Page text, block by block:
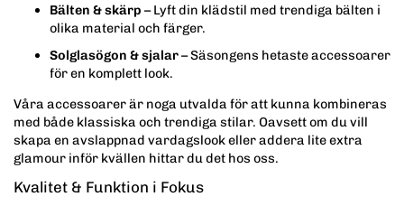
Bälten & skärp – Lyft din klädstil med trendiga bälten i
olika material och färger.
Solglasögon & sjalar– Säsongens hetaste accessoarer
för en komplett look.
Våra accessoarer är noga utvalda för att kunna kombineras
med både klassiska och trendiga stilar. Oavsett om du vill
skapa en avslappnad vardagslook eller addera lite extra
glamour inför kvällen hittar du det hos oss.
Kvalitet & Funktion i Fokus